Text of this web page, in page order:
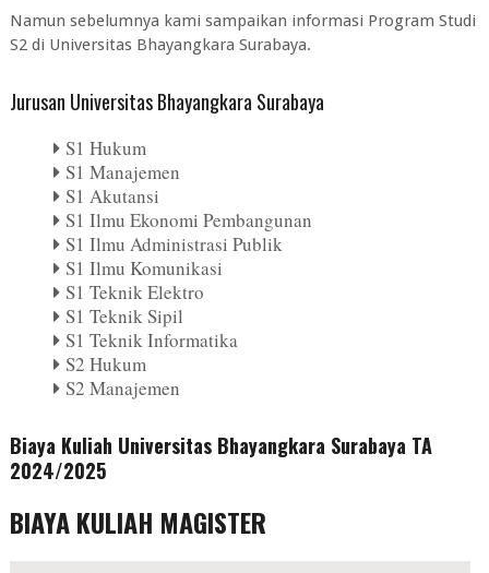
Namun sebelumnya kami sampaikan informasi Program Studi
S2 di Universitas Bhayangkara Surabaya.
Jurusan Universitas Bhayangkara Surabaya
S1 Hukum
S1 Manajemen
S1 Akutansi
S1 Ilmu Ekonomi Pembangunan
S1 Ilmu Administrasi Publik
S1 Ilmu Komunikasi
S1 Teknik Elektro
S1 Teknik Sipil
S1 Teknik Informatika
S2 Hukum
S2 Manajemen
Biaya Kuliah Universitas Bhayangkara Surabaya TA
2024/2025
BIAYA KULIAH MAGISTER